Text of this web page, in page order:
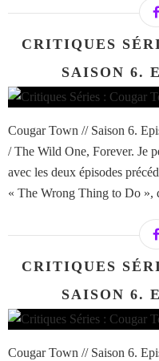
CRITIQUES
SAISON 6.
Cougar Town // Saison 6.
/ The Wild One, Forever. Je
avec les deux épisodes
« The Wrong Thing to Do »,
CRITIQUES
SAISON 6.
Cougar Town // Saison 6.